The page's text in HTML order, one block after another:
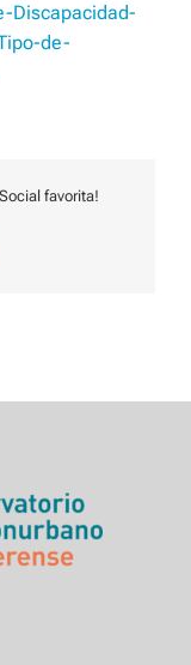
Discapacidad-
de-
favorita!